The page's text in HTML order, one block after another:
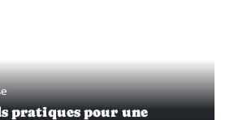
pratiques pour une